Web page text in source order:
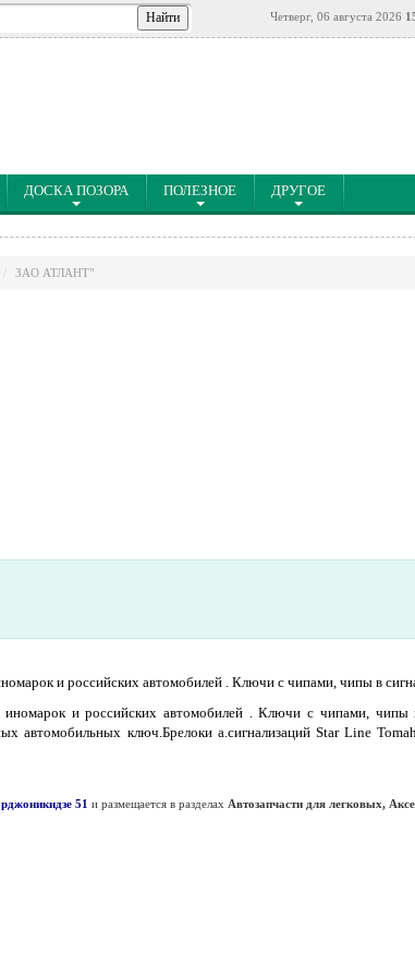
Четверг, 06 августа 2026
ДОСКА ПОЗОРА ПОЛЕЗНОЕ ДРУГОЕ
ЗАO АТЛАНТ"
и российских автомобилей . Ключи с чипами, чипы в
иномарок и российских автомобилей . Ключи с чипами,
автомобильных ключ.Брелоки а.сигнализаций Star Line
51 и размещается в разделах Автозапчасти для легковых,